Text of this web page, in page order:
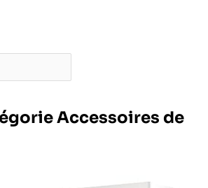
Accessoires de